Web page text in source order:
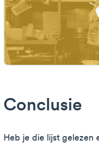
Conclusie
Heb je die lijst gelezen